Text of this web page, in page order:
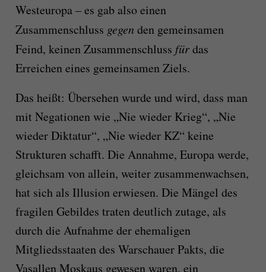
Westeuropa – es gab also einen
Zusammenschluss gegen den gemeinsamen
Feind, keinen Zusammenschluss fürdas
Erreichen eines gemeinsamen Ziels.
Das heißt: Übersehen wurde und wird, dass man
mit Negationen wie „Nie wieder Krieg“, „Nie
wieder Diktatur“, „Nie wieder KZ“ keine
Strukturen schafft. Die Annahme, Europa werde,
gleichsam von allein, weiter zusammenwachsen,
hat sich als Illusion erwiesen. Die Mängel des
fragilen Gebildes traten deutlich zutage, als
durch die Aufnahme der ehemaligen
Mitgliedsstaaten des Warschauer Pakts, die
Vasallen Moskaus gewesen waren, ein